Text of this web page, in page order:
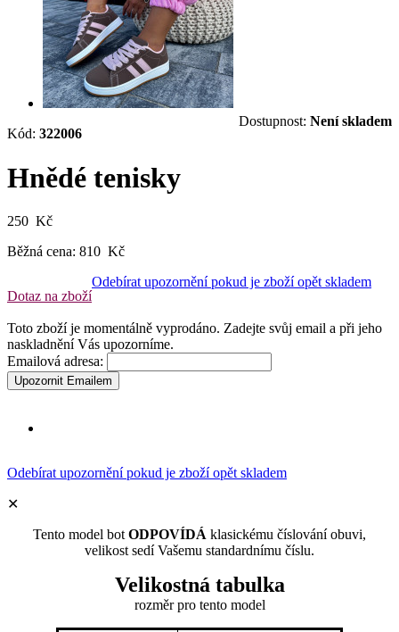
Kód: 322006
Dostupnost: Není skladem
Hnědé tenisky
250 Kč
Běžná cena: 810 Kč
Dotaz na zboží
Odebírat upozornění pokud je zboží opět skladem
Toto zboží je momentálně vyprodáno. Zadejte svůj email a při jeho
naskladnění Vás upozorníme.
Emailová adresa:
Upozornit Emailem
Odebírat upozornění pokud je zboží opět skladem
✕
Tento model bot ODPOVÍDÁ klasickému číslování obuvi,
velikost sedí Vašemu standardnímu číslu.
Velikostná tabulka
rozměrpro tento model